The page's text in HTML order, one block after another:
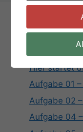
Hier startet
Aufgabe 01
Aufgabe 02
Aufgabe 04